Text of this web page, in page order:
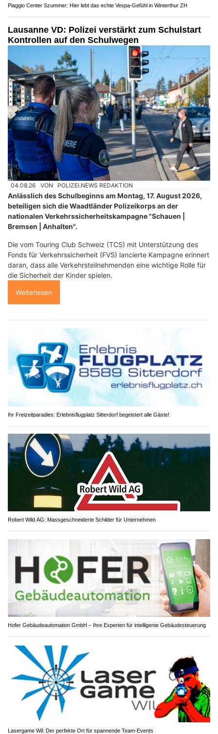
Piaggio Center Szummer: Hier lebt das echte Vespa-Gefühl in Winterthur ZH
Lausanne VD: Polizei verstärkt zum Schulstart
Kontrollen auf den Schulwegen
04.08.26 VON POLIZEI.NEWS REDAKTION
Anlässlich des Schulbeginns am Montag, 17. August 2026,
beteiligen sich die Waadtländer Polizeikorps an der
nationalen Verkehrssicherheitskampagne "Schauen |
Bremsen | Anhalten".
Die vom Touring Club Schweiz (TCS) mit Unterstützung des
Fonds für Verkehrssicherheit (FVS) lancierte Kampagne erinnert
daran, dass alle Verkehrsteilnehmenden eine wichtige Rolle für
die Sicherheit der Kinder spielen.
Weiterlesen
Ihr Freizeitparadies: Erlebnisflugplatz Sitterdorf begeistert alle Gäste!
Robert Wild AG: Massgeschneiderte Schilder für Unternehmen
Hofer Gebäudeautomation GmbH – Ihre Experten für intelligente Gebäudesteuerung
Lasergame Wil: Der perfekte Ort für spannende Team-Events